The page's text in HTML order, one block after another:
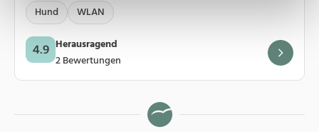
Hund
WLAN
4.9 Herausragend
2 Bewertungen